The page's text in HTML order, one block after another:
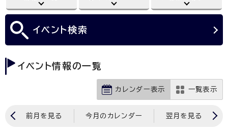
イベント検索
イベント情報の一覧
カレンダー表示 一覧表示
前月を見る 今月のカレンダー 翌月を見る